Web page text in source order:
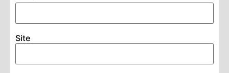
Site